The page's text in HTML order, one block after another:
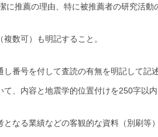
に推薦の理由、特に被推薦者の研究活
数可）も明記すること。
し番号を付して査読の有無を明記して記
て、内容と地震学的位置付けを250字以
となる業績などの客観的な資料（別刷等